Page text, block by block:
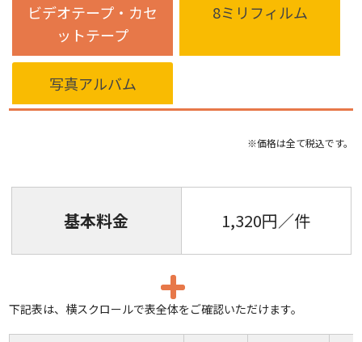
ビデオテープ・カセ
ットテープ
※価格は全て税込です。
基本料金 1,320円／件
下記表は、横スクロールで表全体をご確認いただけます。
8ミリフィルム
写真アルバム